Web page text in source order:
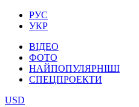
РУС
УКР
ВІДЕО
ФОТО
НАЙПОПУЛЯРНІШІ
СПЕЦПРОЕКТИ
USD